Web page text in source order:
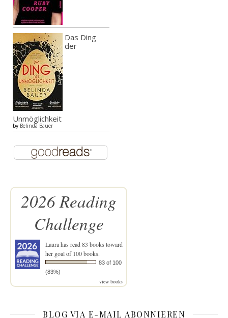
Das Ding
der
Unmöglichkeit
by Belinda Bauer
2026 Reading
Challenge
Laurahas read 83 books toward
her goal of 100 books.
83 of 100
(83%)
view books
BLOG VIA E-MAIL ABONNIEREN